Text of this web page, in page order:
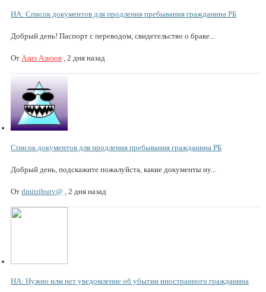
НА: Список документов для продления пребывания гражданина РБ
Добрый день! Паспорт с переводом, свидетельство о браке...
От Азиз Азизов , 2 дня назад
Список документов для продления пребывания гражданина РБ
Добрый день, подскажите пожалуйста, какие документы ну...
От dmitributv@ , 2 дня назад
НА: Нужно илм нет уведомление об убытии иностранного гражданина